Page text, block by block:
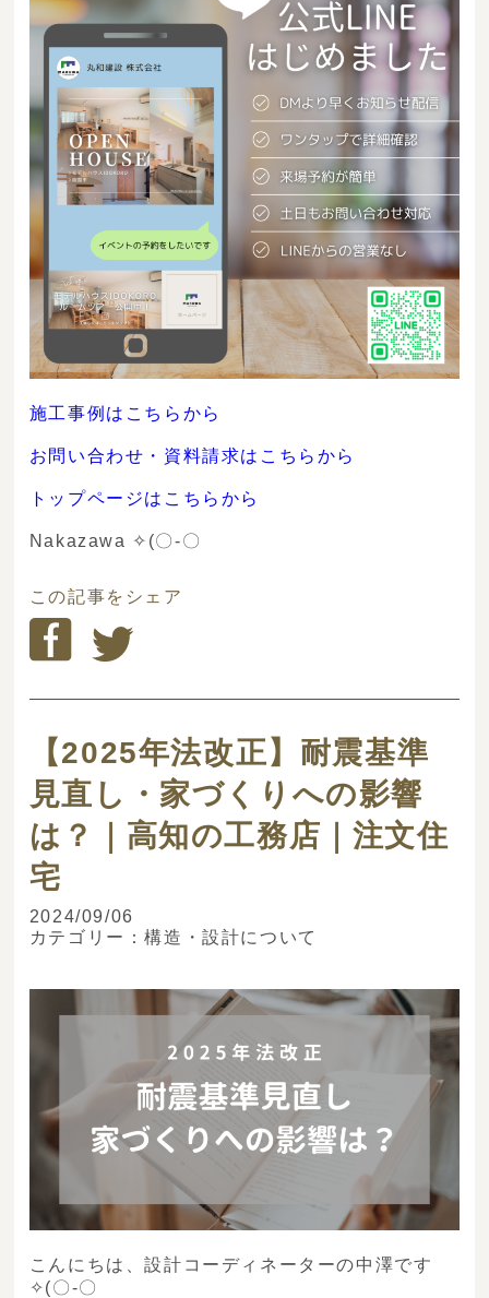
施工事例はこちらから
お問い合わせ・資料請求はこちらから
トップページはこちらから
Nakazawa ✧(〇-〇ゞ
この記事をシェア
【2025年法改正】耐震基準
見直し・家づくりへの影響
は？｜高知の工務店｜注文住
宅
2024/09/06
カテゴリー：構造・設計について
こんにちは、設計コーディネーターの中澤です
✧(〇-〇ゞ